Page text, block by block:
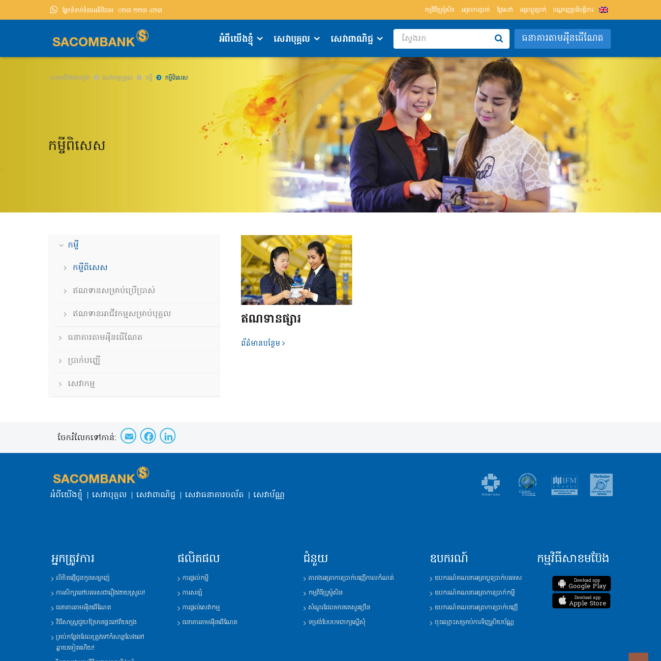
ផ្នែកទំនាក់ទំនងអតិថិជន៖ ០២៣ ២២៣ ៤២៣
បណ្តាញ​ប្រតិបត្តិការ
កម្មវិធីប្រូម៉ូសិន អត្រាការប្រាក់ ថ្លៃសេវា អត្រាប្ដូរប្រាក់ បណ្តាញប្រតិបត្តិការ
អំពីយើងខ្ញុំ សេវាបុគ្គល សេវាពាណិជ្ជ ធនាគារតាមអុីនធើណែត
ផលិតផល ឧបករណ៍
សាខមប៊ែងខេមបូឌា សេវាកម្មបុគ្គល កម្ចី កម្ចីពិសេស
កម្ចី
កម្ចីពិសេស
ឥណទានសម្រាប់ប្រើប្រាស់
ឥណទានអាជីវកម្មសម្រាប់បុគ្គល
ធនាគារតាមអុីនធើណែត
ប្រាក់បញ្ញើ
សេវាកម្ម
កម្ចីពិសេស
ឥណទានផ្សារ
ព័ត៌មានបន្ថែម
ចែក​រំលែក​ទៅកាន់​: EmailFacebook
អំពីយើងខ្ញុំ សេវាបុគ្គល សេវាពាណិជ្ជ សេវាធនាគារចល័ត សេវាប័ណ្ណ
អ្នកត្រូវការ
លិខិតផ្ញើជូនកូនសម្លាញ់
ការសិក្សានៅបរទេសជារឿងងាយស្រួល!
ធនាគារតាមអុីនធើណែត
វិធីសាស្រ្តជួយឱ្យមានផ្ទះនៅវ័យក្មេង
គ្រប់កន្លែងដែលត្រូវទៅកំសាន្តលែងនៅ
ឆ្ងាយទៀតហើយ!
ផលិតផល
ការផ្តល់កម្ចី
ការសន្សំ
ការផ្តល់សេវាកម្ម
ធនាគារតាមអុីនធើណែត
ជំនួយ
តារាងអត្រាការប្រាក់បញ្ញើកាលកំណត់
កម្មវិធីប្រូម៉ូសិន
សំណួរដែលមានគេសួរច្រើន
ទម្រង់បែបបទពាក្យស្នើសុំ
ឧបករណ៍
ឧបករណ៍គណនាអត្រាប្តូរប្រាក់បរទេស
ឧបករណ៍គណនាអត្រាការប្រាក់កម្ចី
ឧបករណ៍គណនាអត្រាការប្រាក់បញ្ញើ​
ចុះឈ្មោះសម្រាប់ការទិញរូបិយប័ណ្ណ
កម្មវិធីសាខមប៊ែង
Dowload app
Google Play
Dowload app
Apple Store